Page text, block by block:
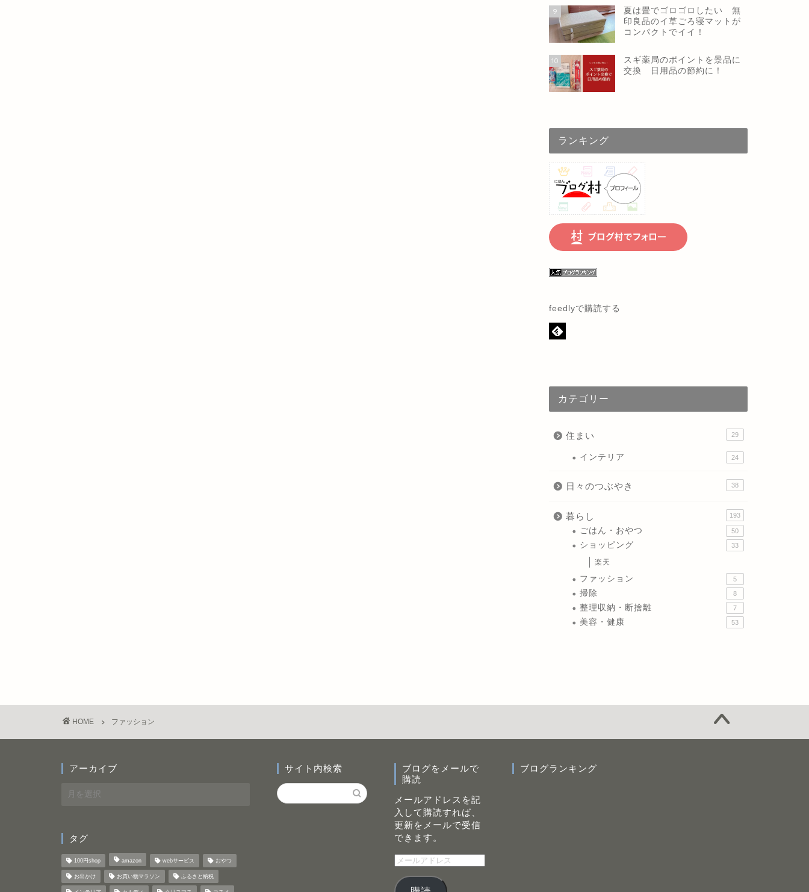
9
夏は畳でゴロゴロしたい 無
印良品のイ草ごろ寝マットが
コンパクトでイイ！
10
スギ薬局のポイントを景品に
交換 日用品の節約に！
ランキング
feedlyで購読する
カテゴリー
住まい 29
インテリア 24
日々のつぶやき 38
暮らし 193
ごはん・おやつ 50
ショッピング 33
楽天
ファッション 5
掃除 8
整理収納・断捨離 7
美容・健康 53
HOME ファッション
アーカイブ
ー
タグ
100円shop amazon webサービス おやつ
お出かけ お買い物マラソン ふるさと納税
サイト内検索
ブログをメールで
購読
メールアドレスを記
入して購読すれば、
更新をメールで受信
できます。
メ
ル
ブログランキング